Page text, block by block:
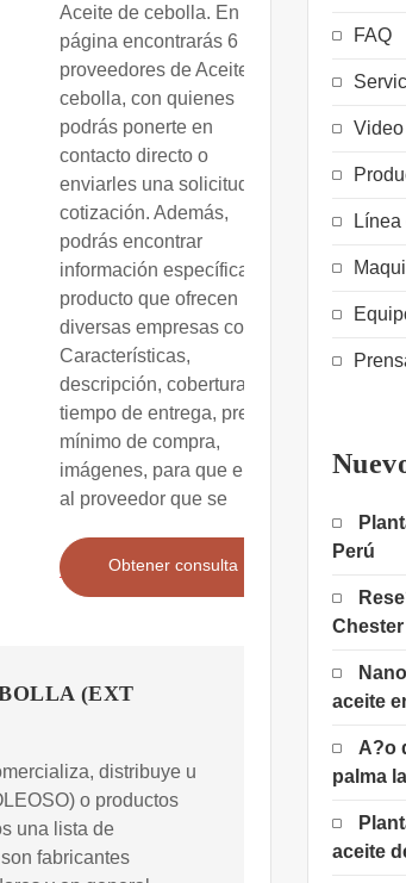
Aceite de cebolla. En esta
página encontrarás 6
proveedores de Aceite de
cebolla, con quienes
podrás ponerte en
contacto directo o
enviarles una solicitud de
cotización. Además,
podrás encontrar
información específica del
producto que ofrecen
diversas empresas como:
Características,
descripción, cobertura,
tiempo de entrega, precio,
mínimo de compra,
imágenes, para que elijas
al proveedor que se
Obtener consulta
(EXT
distribuye u
o productos
una lista de
fabricantes
FAQ
Video
Perú
aceite
A?o
palma
aceite